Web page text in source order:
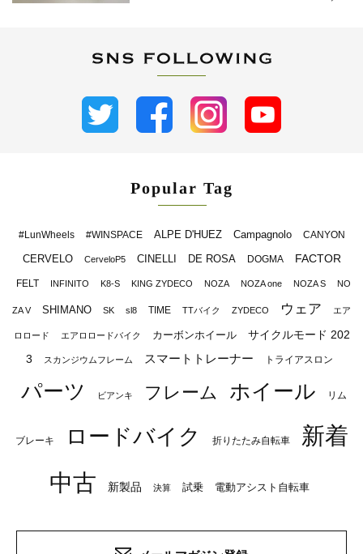
Popular Tag
#LunWheels #WINSPACE ALPE D'HUEZ Campagnolo CANYON
CERVELO CerveloP5 CINELLI DE ROSA DOGMA FACTOR
FELT INFINITO K8-S KING ZYDECO NOZA NOZA one NOZA S NO
ZA V SHIMANO SK sl8 TIME TTバイク ZYDECO ウェア エア
ロロード エアロロードバイク カーボンホイール
サイクルモード 202
3
スカンジウムフレーム スマートトレーナー トライアスロン
パーツ ビアンキ フレーム ホイール リム
ブレーキ ロードバイク 折りたたみ自転車
新着
中古
新製品 決算 試乗 電動アシスト自転車